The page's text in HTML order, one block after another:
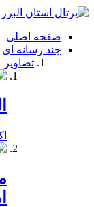
فصد
شرق
تهران
خشکشویی
صفحه اصلی
چند رسانه ای
تصاویر